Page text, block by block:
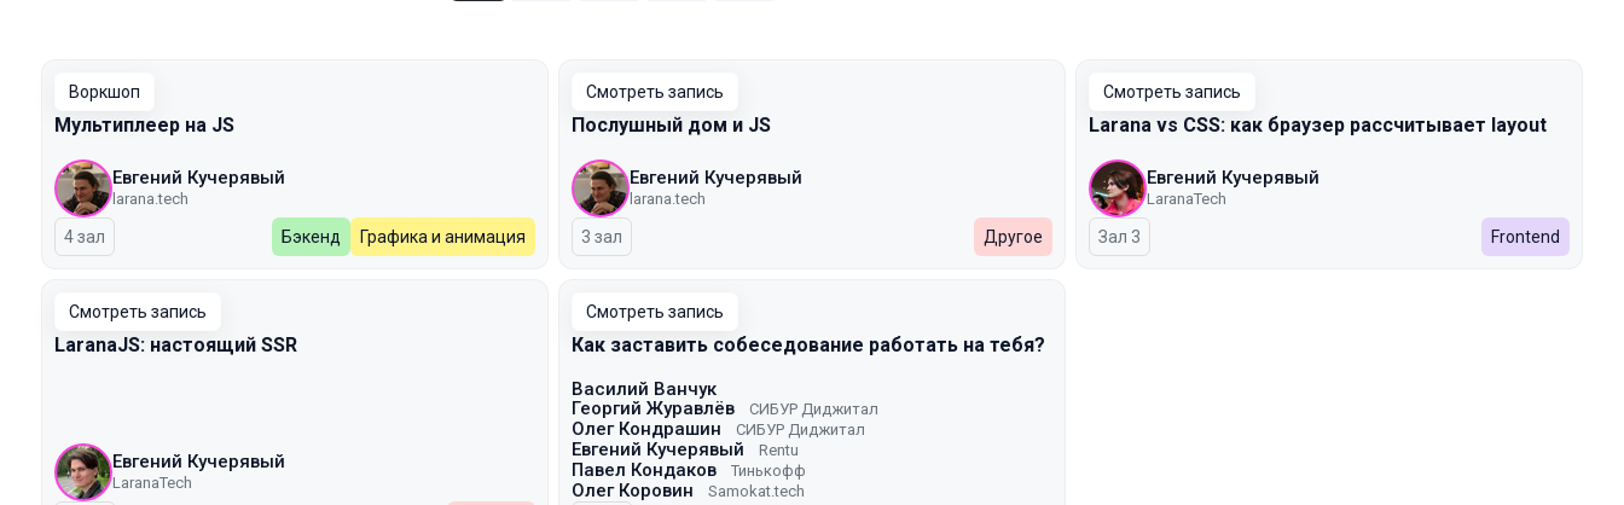
Воркшоп
Мультиплеер на JS
Евгений Кучерявый
larana.tech
4 зал Бэкенд Графика и анимация
Смотреть запись
Послушный дом и JS
Евгений Кучерявый
larana.tech
3 зал Другое
Смотреть запись
Larana vs CSS: как браузер рассчитывает layout
Евгений Кучерявый
LaranaTech
Зал 3 Frontend
Смотреть запись
LaranaJS: настоящий SSR
Евгений Кучерявый
LaranaTech
Смотреть запись
Как заставить собеседование работать на тебя?
Василий Ванчук
Георгий Журавлёв
СИБУР Диджитал
Олег Кондрашин СИБУР Диджитал
Евгений Кучерявый Rentu
Павел Кондаков Тинькофф
Олег Коровин Samokat.tech